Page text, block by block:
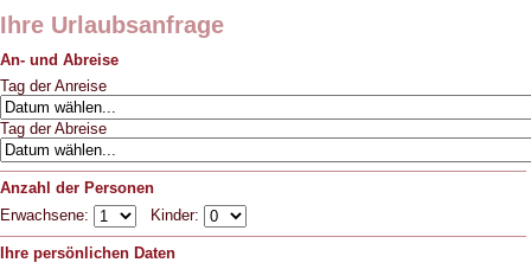
Ihre Urlaubsanfrage
An- und Abreise
Tag der Anreise
Tag der Abreise
Anzahl der Personen
Erwachsene:
Kinder:
Ihre persönlichen Daten